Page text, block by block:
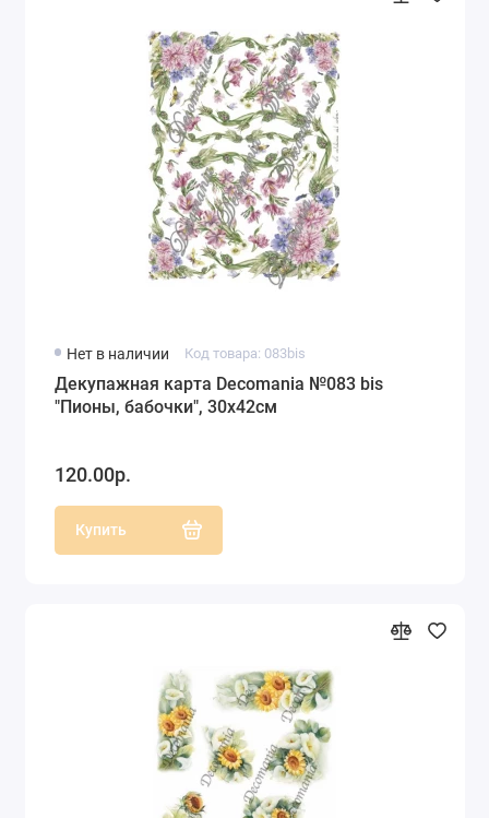
Нет в наличии Код товара: 083bis
Декупажная карта Decomania №083 bis
"Пионы, бабочки", 30х42см
120.00р.
Купить